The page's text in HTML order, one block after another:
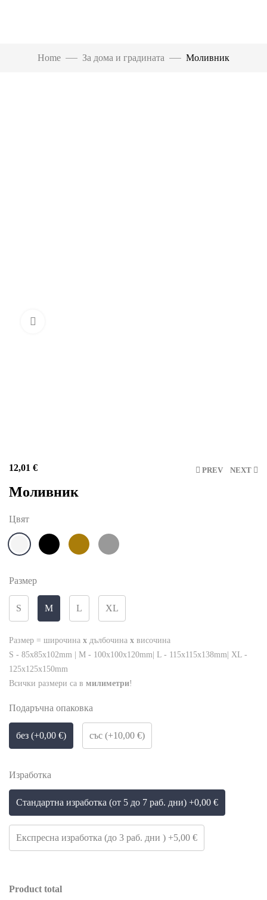
Home За дома и градината Моливник
PREV NEXT
12,01 €
Моливник
Цвят
Размер
S M L XL
Размер = широчина x дълбочина x височина
S - 85x85x102mm | M - 100x100x120mm| L - 115x115x138mm| XL -
125x125x150mm
Всички размери са в милиметри!
Подаръчна опаковка
без (+0,00 €) със (+10,00 €)
Изработка
Стандартна изработка (от 5 до 7 раб. дни) +0,00 €
Експресна изработка (до 3 раб. дни ) +5,00 €
Product total